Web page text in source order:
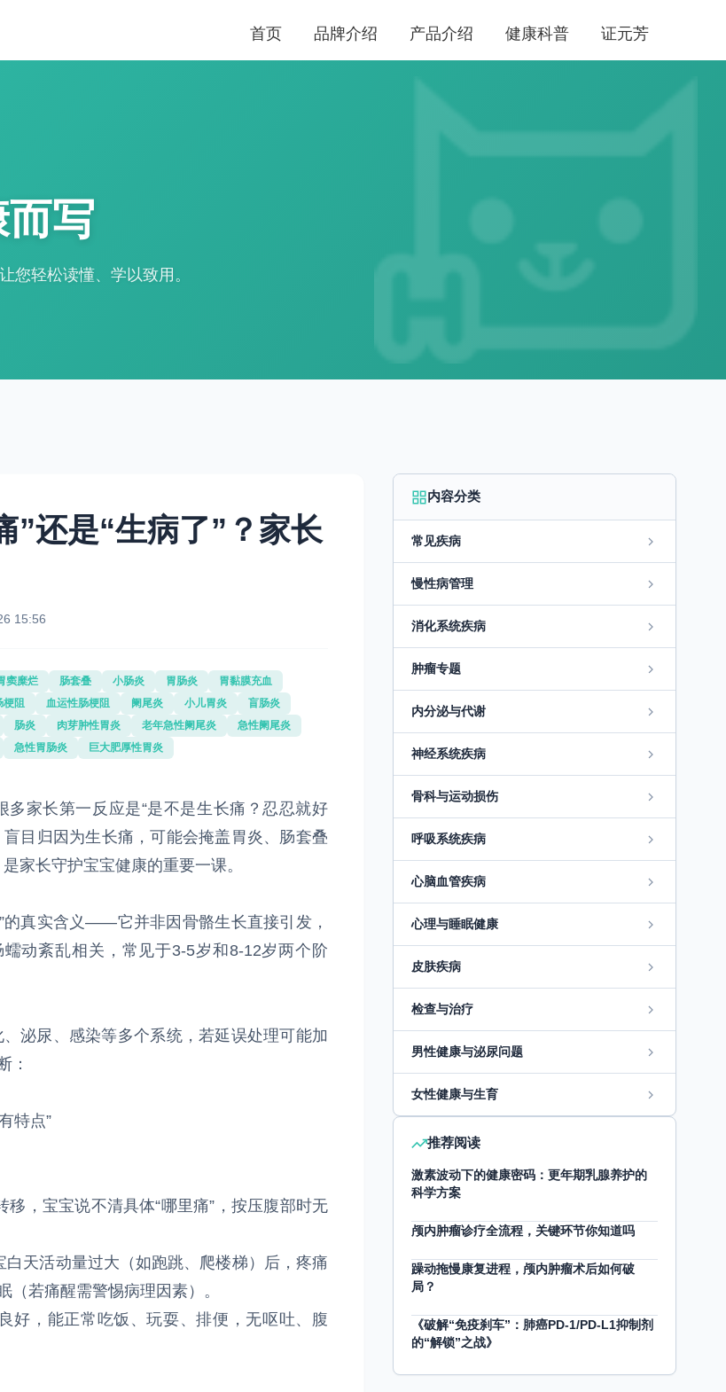
首页 品牌介绍 产品介绍 健康科普 证元芳
写
您轻松读懂、学以致用。
”还是“生病了”？家长
15:56
窦糜烂 肠套叠 小肠炎 胃肠炎
胃黏膜充血
梗阻 血运性肠梗阻 阑尾炎 小儿胃炎
盲肠炎
肠炎 肉芽肿性胃炎 老年急性阑尾炎
急性阑尾炎
急性胃肠炎 巨大肥厚性胃炎
家长第一反应是“是不是生长痛？忍忍就好
盲目归因为生长痛，可能会掩盖胃炎、肠套叠
家长守护宝宝健康的重要一课。
的真实含义——它并非因骨骼生长直接引发，
动紊乱相关，常见于3-5岁和8-12岁两个阶
泌尿、感染等多个系统，若延误处理可能加
：
特点”
，宝宝说不清具体“哪里痛”，按压腹部时无
天活动量过大（如跑跳、爬楼梯）后，疼痛
若痛醒需警惕病理因素）。
好，能正常吃饭、玩耍、排便，无呕吐、腹
内容分类
常见疾病
慢性病管理
消化系统疾病
肿瘤专题
内分泌与代谢
神经系统疾病
骨科与运动损伤
呼吸系统疾病
心脑血管疾病
心理与睡眠健康
皮肤疾病
检查与治疗
男性健康与泌尿问题
女性健康与生育
推荐阅读
激素波动下的健康密码：更年期乳腺养护的
科学方案
颅内肿瘤诊疗全流程，关键环节你知道吗
躁动拖慢康复进程，颅内肿瘤术后如何破
局？
《破解“免疫刹车”：肺癌PD-1/PD-L1抑制剂
的“解锁”之战》